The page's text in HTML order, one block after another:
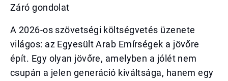
Záró gondolat
A 2026-os szövetségi költségvetés üzenete
világos: az Egyesült Arab Emírségek a jövőre
épít. Egy olyan jövőre, amelyben a jólét nem
csupán a jelen generáció kiváltsága, hanem egy